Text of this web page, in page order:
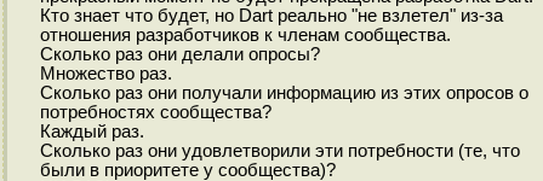
Кто знает что будет, но Dart реально "не взлетел" из-за
отношения разработчиков к членам сообщества.
Сколько раз они делали опросы?
Множество раз.
Сколько раз они получали информацию из этих опросов о
потребностях сообщества?
Каждый раз.
Сколько раз они удовлетворили эти потребности (те, что
были в приоритете у сообщества)?